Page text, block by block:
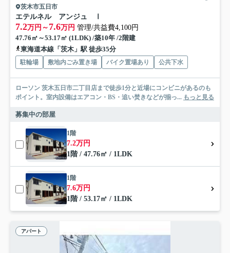
茨木市五日市
エテルネル アンジュ Ⅰ
7.2万円～ 7.6万円 管理/共益費4,100円
47.76㎡～53.17㎡ (1LDK) /築10年 /2階建
東海道本線「茨木」駅 徒歩35分
駐輪場 敷地内ごみ置き場 バイク置場あり 公共下水
ローソン 茨木五日市二丁目店まで徒歩1分と近場にコンビニがあるのも
ポイント。室内設備はエアコン・BS・追い焚きなどが揃っ... もっと見る
募集中の部屋
1階
7.2万円
1階 / 47.76㎡ / 1LDK
1階
7.6万円
1階 / 53.17㎡ / 1LDK
アパート